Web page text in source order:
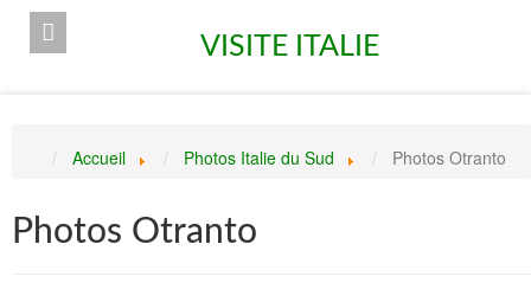
VISITE ITALIE
Accueil Photos Italie du Sud Photos Otranto
Photos Otranto